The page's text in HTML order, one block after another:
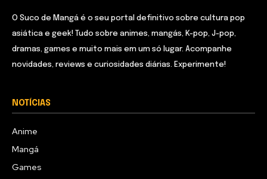
O Suco de Mangá é o seu portal definitivo sobre cultura pop
asiática e geek! Tudo sobre animes, mangás, K-pop, J-pop,
dramas, games e muito mais em um só lugar. Acompanhe
novidades, reviews e curiosidades diárias. Experimente!
NOTÍCIAS
Anime
Mangá
Games